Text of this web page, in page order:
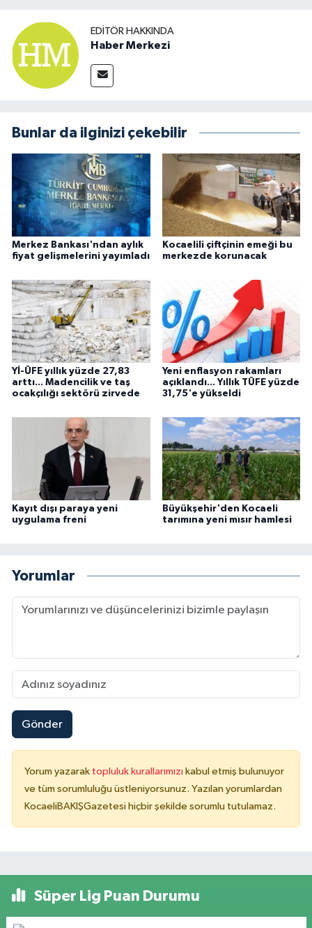
EDITÖR HAKKINDA
Haber Merkezi
Bunlar da ilginizi çekebilir
Merkez Bankası'ndan aylık
fiyat gelişmelerini yayımladı
Kocaelili çiftçinin emeği bu
merkezde korunacak
Yİ-ÜFE yıllık yüzde 27,83
arttı... Madencilik ve taş
ocakçılığı sektörü zirvede
Yeni enflasyon rakamları
açıklandı... Yıllık TÜFE yüzde
31,75'e yükseldi
Kayıt dışı paraya yeni
uygulama freni
Büyükşehir'den Kocaeli
tarımına yeni mısır hamlesi
Yorumlar
Gönder
Yorum yazarak topluluk kurallarımızı kabul etmiş bulunuyor
ve tüm sorumluluğu üstleniyorsunuz. Yazılan yorumlardan
KocaeliBAKIŞGazetesi hiçbir şekilde sorumlu tutulamaz.
Süper Lig Puan Durumu